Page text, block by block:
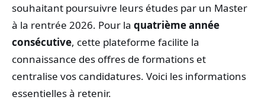
souhaitant poursuivre leurs études par un Master
à la rentrée 2026. Pour la quatrième année
consécutive, cette plateforme facilite la
connaissance des offres de formations et
centralise vos candidatures. Voici les informations
essentielles à retenir.